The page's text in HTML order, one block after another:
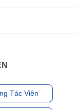
Tác Viên